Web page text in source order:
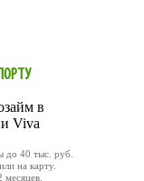
до 40 тыс. руб.
на карту.